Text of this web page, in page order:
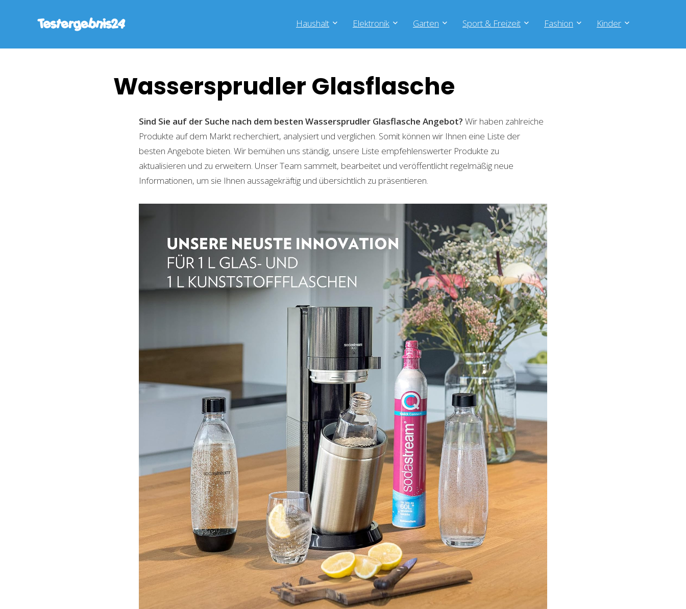
Haushalt Elektronik Garten Sport & Freizeit Fashion Kinder
Wassersprudler Glasflasche
Sind Sie auf der Suche nach dem besten Wassersprudler Glasflasche Angebot? Wir haben zahlreiche
Produkte auf dem Markt recherchiert, analysiert und verglichen. Somit können wir Ihnen eine Liste der
besten Angebote bieten. Wir bemühen uns ständig, unsere Liste empfehlenswerter Produkte zu
aktualisieren und zu erweitern. Unser Team sammelt, bearbeitet und veröffentlicht regelmäßig neue
Informationen, um sie Ihnen aussagekräftig und übersichtlich zu präsentieren.